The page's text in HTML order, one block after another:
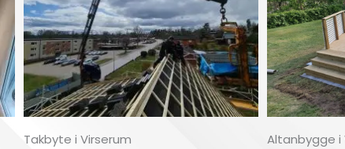
Takbyte i Virserum
Altanbygge i